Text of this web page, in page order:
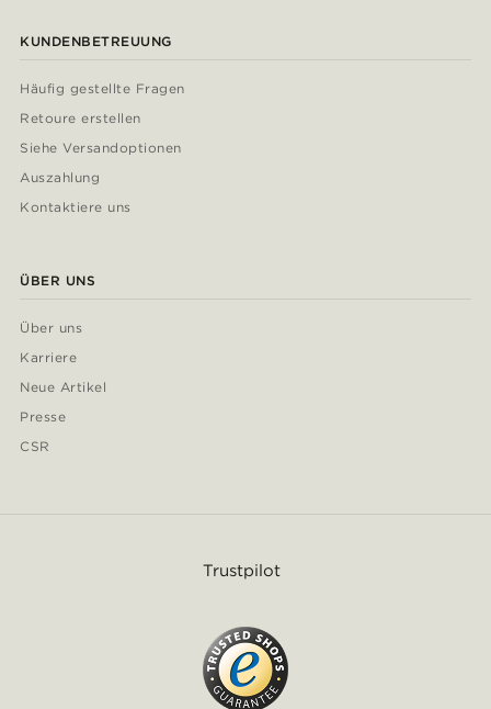
KUNDENBETREUUNG
Häufig gestellte Fragen
Retoure erstellen
Siehe Versandoptionen
Auszahlung
Kontaktiere uns
ÜBER UNS
Über uns
Karriere
Neue Artikel
Presse
CSR
Trustpilot